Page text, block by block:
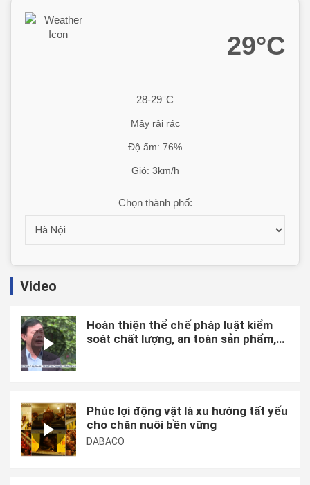
29°C
28-29°C
Mây rải rác
Độ ẩm: 76%
Gió: 3km/h
Chọn thành phố:
Video
Hoàn thiện thể chế pháp luật kiểm
soát chất lượng, an toàn sản phẩm,
Phúc lợi động vật là xu hướng tất yếu
cho chăn nuôi bền vững
DABACO